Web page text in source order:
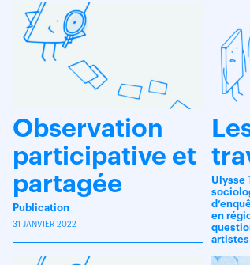
Observation
participative et
partagée
Publication
31 JANVIER 2022
Ulysse
en